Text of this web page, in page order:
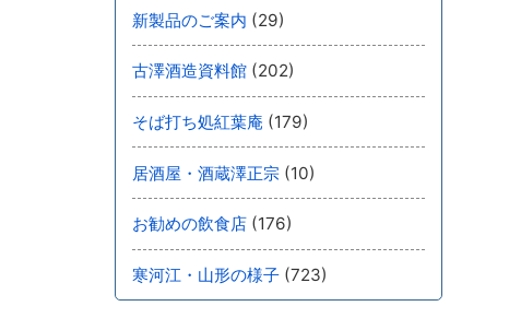
新製品のご案内 (29)
古澤酒造資料館 (202)
そば打ち処紅葉庵 (179)
居酒屋・酒蔵澤正宗 (10)
お勧めの飲食店 (176)
寒河江・山形の様子 (723)